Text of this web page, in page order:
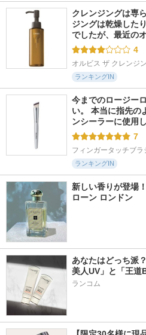
クレンジングは専
ジングは乾燥した
でしたが、最近の
4
オルビス ザ クレンジ
ランキングIN
今までのロージー
い。 本当に指先の
ンシーラーに使用
7
フィンガータッチブラ
ランキングIN
新しい香りが登場
ローン ロンドン
あなたはどっち派
美人UV」と「王道
ランコム